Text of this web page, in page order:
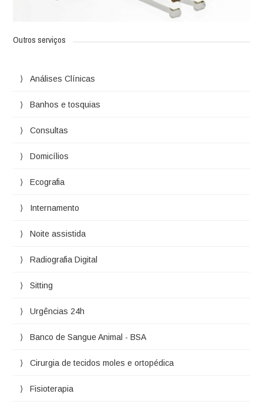
Outros serviços
Análises Clínicas
Banhos e tosquias
Consultas
Domicílios
Ecografia
Internamento
Noite assistida
Radiografia Digital
Sitting
Urgências 24h
Banco de Sangue Animal - BSA
Cirurgia de tecidos moles e ortopédica
Fisioterapia